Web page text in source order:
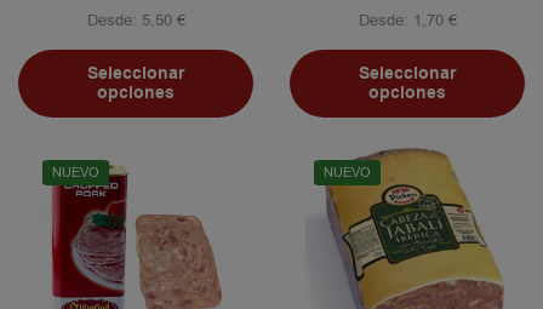
Desde: 5,50 €
Seleccionar
opciones
Desde: 1,70 €
Seleccionar
opciones
NUEVO NUEVO